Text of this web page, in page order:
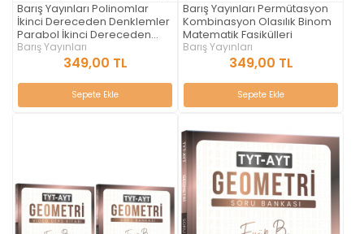
Barış Yayınları Polinomlar
İkinci Dereceden Denklemler
Parabol İkinci Dereceden
Eşitsizlikler Matematik
Fasikülleri
Barış Yayınları
349,00 TL
Sepete Ekle
Barış Yayınları Permütasyon
Kombinasyon Olasılık Binom
Matematik Fasikülleri
Barış Yayınları
349,00 TL
Sepete Ekle